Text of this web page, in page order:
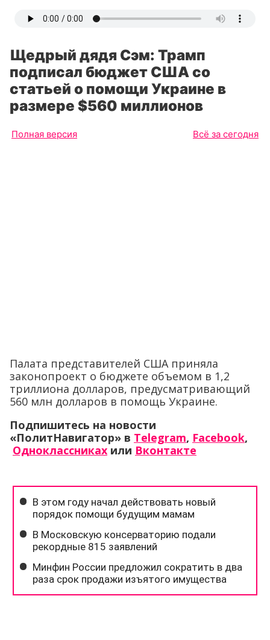
Щедрый дядя Сэм: Трамп
подписал бюджет США со
статьей о помощи Украине в
размере $560 миллионов
Полная версия Всё за сегодня
Палата представителей США приняла
законопроект о бюджете объемом в 1,2
триллиона долларов, предусматривающий
560 млн долларов в помощь Украине.
Подпишитесь на новости
«ПолитНавигатор» в Telegram, Facebook,
Одноклассниках или Вконтакте